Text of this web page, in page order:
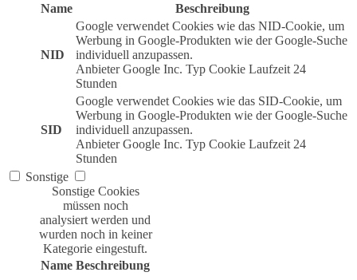
Name
Beschreibung
NID
Google verwendet Cookies wie das NID-Cookie, um
Werbung in Google-Produkten wie der Google-Suche
individuell anzupassen.
Anbieter Google Inc. Typ Cookie Laufzeit 24
Stunden
SID
Google verwendet Cookies wie das SID-Cookie, um
Werbung in Google-Produkten wie der Google-Suche
individuell anzupassen.
Anbieter Google Inc. Typ Cookie Laufzeit 24
Stunden
Sonstige
Sonstige Cookies
müssen noch
analysiert werden und
wurden noch in keiner
Kategorie eingestuft.
Name Beschreibung